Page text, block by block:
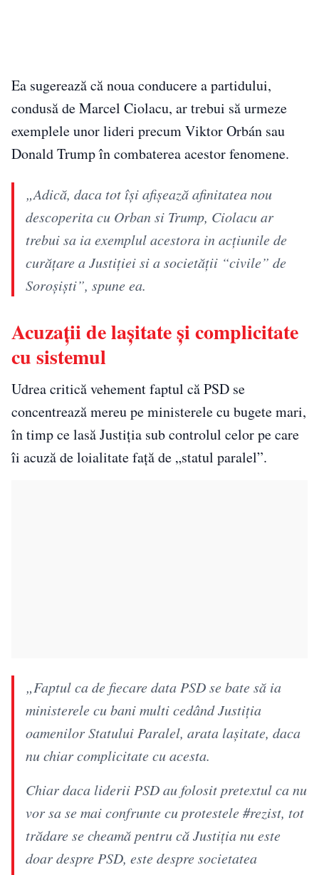
Ea sugerează că noua conducere a partidului,
condusă de Marcel Ciolacu, ar trebui să urmeze
exemplele unor lideri precum Viktor Orbán sau
Donald Trump în combaterea acestor fenomene.
„Adică, daca tot își afișează afinitatea nou
descoperita cu Orban si Trump, Ciolacu ar
trebui sa ia exemplul acestora in acțiunile de
curățare a Justiției si a societății “civile” de
Soroșiști”, spune ea.
Acuzații de lașitate și complicitate
cu sistemul
Udrea critică vehement faptul că PSD se
concentrează mereu pe ministerele cu bugete mari,
în timp ce lasă Justiția sub controlul celor pe care
îi acuză de loialitate față de „statul paralel”.
„Faptul ca de fiecare data PSD se bate să ia
ministerele cu bani multi cedând Justiția
oamenilor Statului Paralel, arata lașitate, daca
nu chiar complicitate cu acesta.
Chiar daca liderii PSD au folosit pretextul ca nu
vor sa se mai confrunte cu protestele #rezist, tot
trădare se cheamă pentru că Justiția nu este
doar despre PSD, este despre societatea